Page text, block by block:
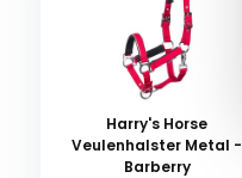
Harry's Horse
Veulenhalster Metal -
Barberry